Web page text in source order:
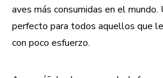
aves más consumidas en el
perfecto para todos aquellos que
con poco esfuerzo.